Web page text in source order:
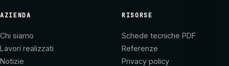
AZIENDA
Chi siamo
Lavori realizzati
Notizie
RISORSE
Schede tecniche PDF
Referenze
Privacy policy